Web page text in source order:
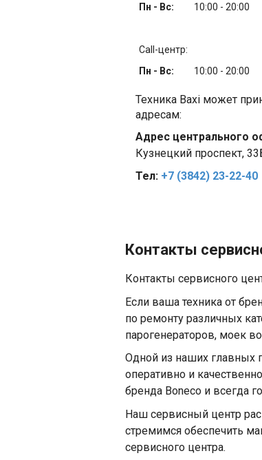
Пн - Вс:
10:00 - 20:00
Call-центр:
Пн - Вс:
10:00 - 20:00
Техника Baxi может
адресам:
Адрес центрального
Кузнецкий проспект,
Тел: +7 (3842) 23-22-40
Контакты
Контакты сервисного
Если ваша техника от
по ремонту различных
парогенераторов, моек
Одной из наших главных
оперативно и
бренда Boneco и всегда
Наш сервисный центр
стремимся обеспечить
сервисного центра.